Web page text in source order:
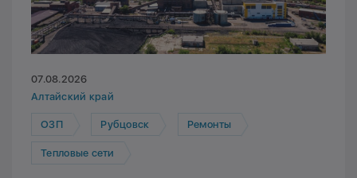
07.08.2026
Алтайский край
ОЗП Рубцовск Ремонты
Тепловые сети